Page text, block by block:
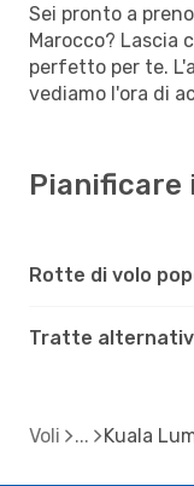
Sei pronto a
Marocco? Lascia
perfetto per te.
vediamo l'ora di
Pianificare
Rotte di volo
Tratte
Voli Kuala